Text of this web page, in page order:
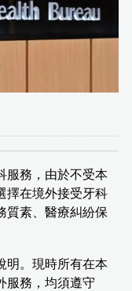
服務，由於不受本
擇在境外接受牙科
質素、醫療糾紛保
明。現時所有在本
服務，均須遵守